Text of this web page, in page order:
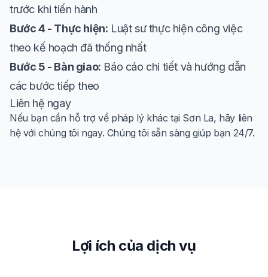
trước khi tiến hành
Bước 4 - Thực hiện: Luật sư thực hiện công việc
theo kế hoạch đã thống nhất
Bước 5 - Bàn giao: Báo cáo chi tiết và hướng dẫn
các bước tiếp theo
Liên hệ ngay
Nếu bạn cần hỗ trợ về pháp lý khác tại Sơn La, hãy liên
hệ với chúng tôi ngay. Chúng tôi sẵn sàng giúp bạn 24/7.
Lợi ích của dịch vụ